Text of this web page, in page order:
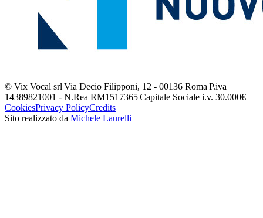
© Vix Vocal srl|Via Decio Filipponi, 12 - 00136 Roma|P.iva
14389821001 - N.Rea RM1517365|Capitale Sociale i.v. 30.000€
CookiesPrivacy PolicyCredits
Sito realizzato da Michele Laurelli